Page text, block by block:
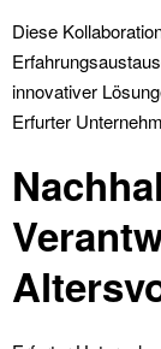
Diese
innovativer
Erfurter